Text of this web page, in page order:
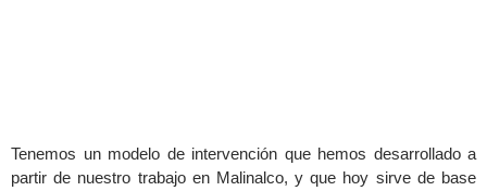
Tenemos un modelo de intervención que hemos desarrollado a
partir de nuestro trabajo en Malinalco, y que hoy sirve de base